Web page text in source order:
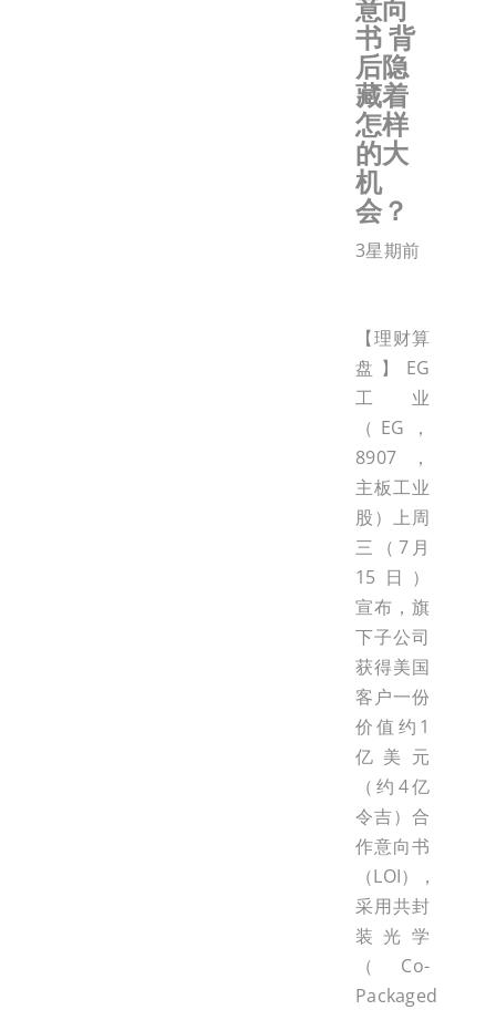
意向
书 背
后隐
藏着
怎样
的大
机
会？
3星期前
【理财算
盘】EG
工业
（EG，
8907，
主板工业
股）上周
三（7月
15日）
宣布，旗
下子公司
获得美国
客户一份
价值约1
亿美元
（约4亿
令吉）合
作意向书
（LOI），
采用共封
装光学
（Co-
Packaged